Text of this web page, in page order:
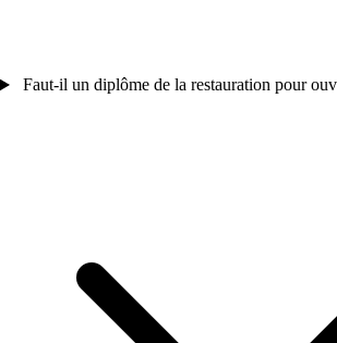
Faut-il un diplôme de la restauration pour